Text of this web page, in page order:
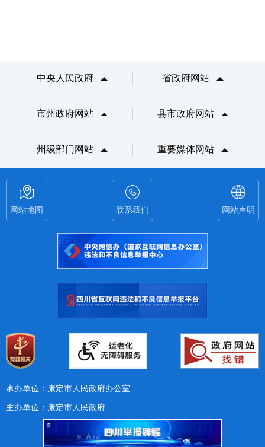
中央人民政府 省政府网站
市州政府网站 县市政府网站
州级部门网站 重要媒体网站
网站地图 联系我们 网站声明
承办单位：康定市人民政府办公室
主办单位：康定市人民政府